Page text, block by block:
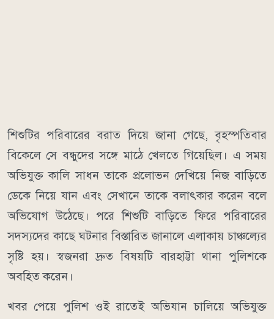
শিশুটির পরিবারের বরাত দিয়ে জানা গেছে, বৃহস্পতিবার
বিকেলে সে বন্ধুদের সঙ্গে মাঠে খেলতে গিয়েছিল। এ সময়
অভিযুক্ত কালি সাধন তাকে প্রলোভন দেখিয়ে নিজ বাড়িতে
ডেকে নিয়ে যান এবং সেখানে তাকে বলাৎকার করেন বলে
অভিযোগ উঠেছে। পরে শিশুটি বাড়িতে ফিরে পরিবারের
সদস্যদের কাছে ঘটনার বিস্তারিত জানালে এলাকায় চাঞ্চল্যের
সৃষ্টি হয়। স্বজনরা দ্রুত বিষয়টি বারহাট্টা থানা পুলিশকে
অবহিত করেন।
খবর পেয়ে পুলিশ ওই রাতেই অভিযান চালিয়ে অভিযুক্ত